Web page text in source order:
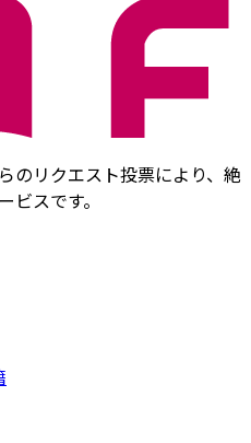
のリクエスト投票により、絶
スです。